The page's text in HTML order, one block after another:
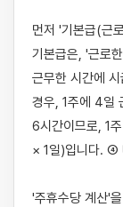
먼저 '기본급(근
기본급은, '근로
근무한 시간에
경우, 1주에 4일
6시간이므로, 1
× 1일)입니다. ④
'주휴수당 계산'